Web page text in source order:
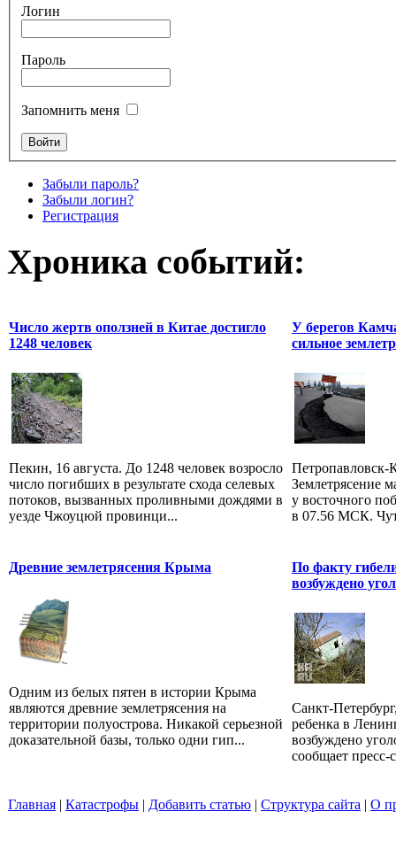
Логин
Пароль
Запомнить меня
Забыли пароль?
Забыли логин?
Регистрация
Хроника событий:
Число жертв оползней в Китае достигло
1248 человек
Пекин, 16 августа. До 1248 человек возросло
число погибших в результате схода селевых
потоков, вызванных проливными дождями в
уезде Чжоуцюй провинци...
У берегов
сильное
Петропавловск-
Землетрясение
у восточного
в 07.56 МСК.
Древние землетрясения Крыма
Одним из белых пятен в истории Крыма
являются древние землетрясения на
территории полуострова. Никакой серьезной
доказательной базы, только одни гип...
По факту
возбуждено
Санкт-
ребенка в
возбуждено
сообщает
Главная | Катастрофы | Добавить статью | Структура сайта | О